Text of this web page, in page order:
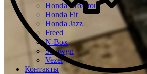
Honda Crosstour
Honda Fit
Honda Jazz
Freed
N-Box
Stepwgn
Vezel
Контакты